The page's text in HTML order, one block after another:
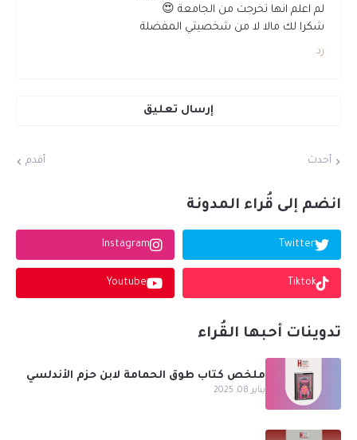
لم اعلم انها تخرجت من الجامعة 😍
شكرا لك مالا لا من شخصيتي المفضلة
رد
إرسال تعليق
أحدث أقدم
انضم إلى قُراء المدونة
Twitter
Instagram
Tiktok
Youtube
تدوينات أحبها القُراء
ملخص كتاب طوق الحمامة لابن حزم الأندلسي
يناير 08, 2025